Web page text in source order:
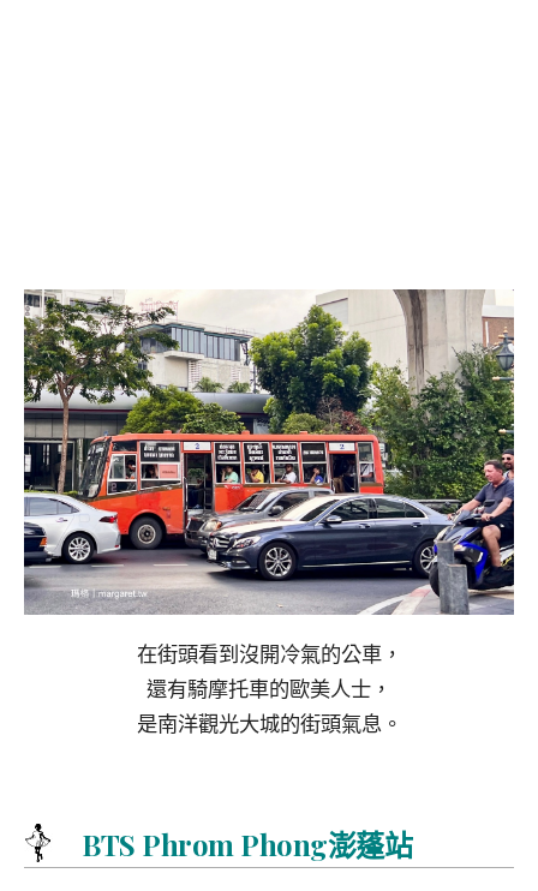
在街頭看到沒開冷氣的公車，
還有騎摩托車的歐美人士，
是南洋觀光大城的街頭氣息。
BTS Phrom Phong澎蓬站